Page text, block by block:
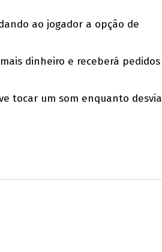
ao jogador a opção de
dinheiro e receberá pedidos
tocar um som enquanto desvia